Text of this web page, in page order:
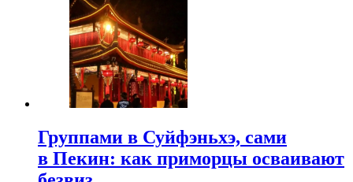
Группами в Суйфэньхэ, сами
в Пекин: как приморцы осваивают